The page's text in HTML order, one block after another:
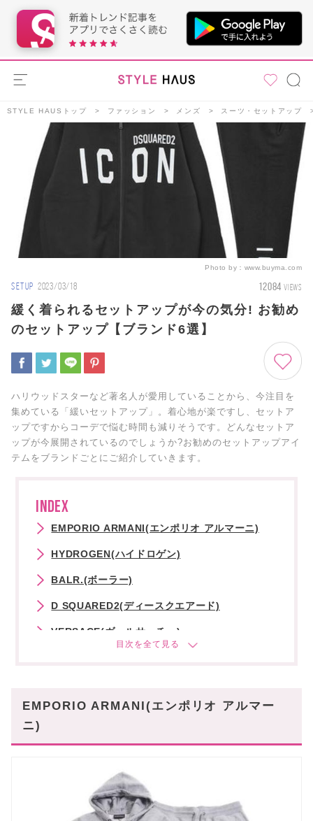
STYLE HAUSトップ ファッション メンズ スーツ・セットアップ
Photo by： www.buyma.com
SETUP 2023/03/18 12084 VIEWS
緩く着られるセットアップが今の気分! お勧め
のセットアップ【ブランド6選】
ハリウッドスターなど著名人が愛用していることから、今注目を
集めている「緩いセットアップ」。着心地が楽ですし、セットア
ップですからコーデで悩む時間も減りそうです。どんなセットア
ップが今展開されているのでしょうか?お勧めのセットアップアイ
テムをブランドごとにご紹介していきます。
INDEX
EMPORIO ARMANI(エンポリオ アルマーニ)
HYDROGEN(ハイドロゲン)
BALR.(ボーラー)
D SQUARED2(ディースクエアード)
VERSACE(ヴェルサーチェ)
あなたにオススメの記事はこちら!
EMPORIO ARMANI(エンポリオ アルマー
ニ)